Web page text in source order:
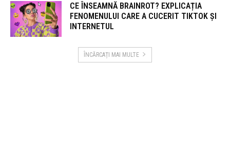
CE ÎNSEAMNĂ BRAINROT? EXPLICAȚIA
FENOMENULUI CARE A CUCERIT TIKTOK ȘI
INTERNETUL
ÎNCĂRCAȚI MAI MULTE